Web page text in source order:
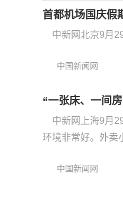
首都机场国庆假
中新网北京9月
中国新闻网
“一张床、一间
中新网上海9月
环境非常好。外卖
中国新闻网